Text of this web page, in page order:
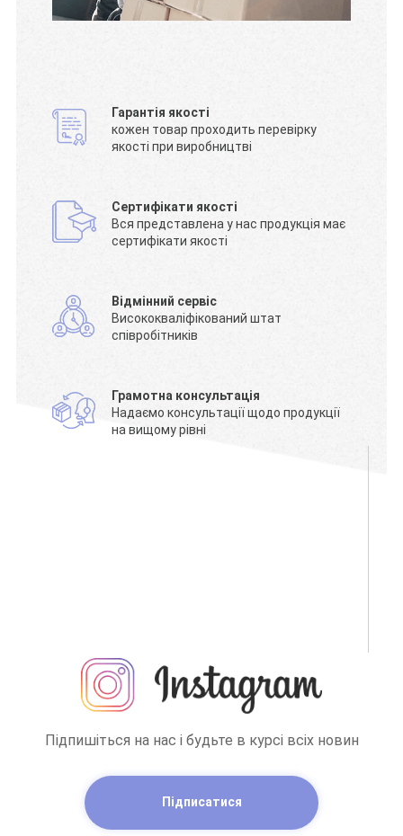
Гарантія якості
кожен товар проходить перевірку
якості при виробництві
Сертифікати якості
Вся представлена у нас продукція має
сертифікати якості
Відмінний сервіс
Висококваліфікований штат
співробітників
Грамотна консультація
Надаємо консультації щодо продукції
на вищому рівні
Підпишіться на нас і будьте в курсі всіх новин
Підписатися